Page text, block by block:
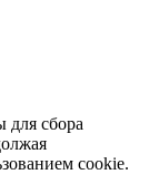
сбора
cookie.